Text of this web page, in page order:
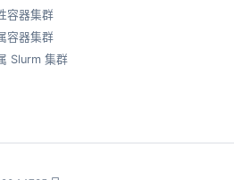
容器集群
容器集群
Slurm 集群